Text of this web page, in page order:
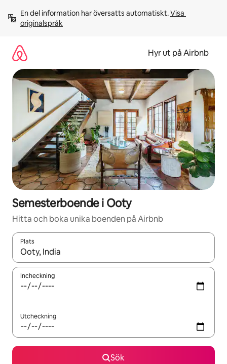
innehåll
En del information har översatts automatiskt. Visa
originalspråk
Hyr ut på Airbnb
Semesterboende i Ooty
Hitta och boka unika boenden på Airbnb
Plats
När resultaten är tillgängliga kan du navigera med upp- och
Incheckning
Utcheckning
Sök